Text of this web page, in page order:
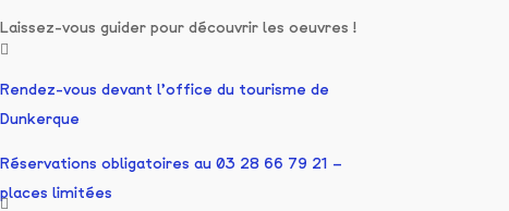
Laissez-vous guider pour découvrir les oeuvres !
Rendez-vous devant l’office du tourisme de
Dunkerque
Réservations obligatoires au 03 28 66 79 21 –
places limitées